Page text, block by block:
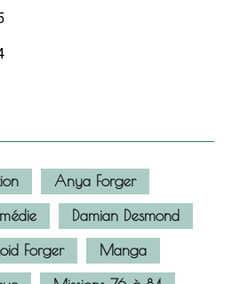
Anya Forger
Damian Desmond
Forger
Manga